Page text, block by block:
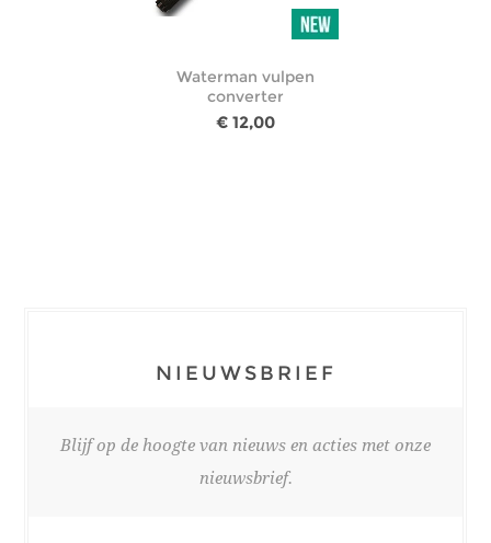
Waterman vulpen
converter
€ 12,00
NIEUWSBRIEF
Blijf op de hoogte van nieuws en acties met onze
nieuwsbrief.